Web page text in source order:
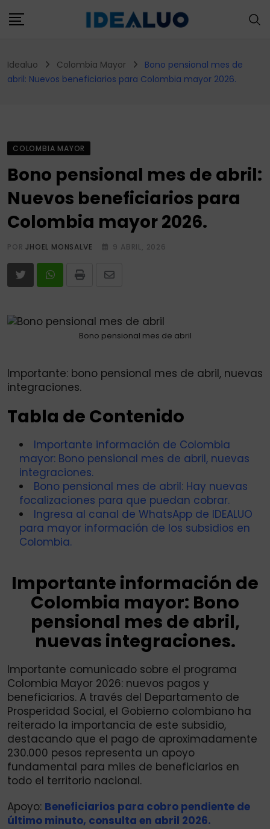
to
Idealuo Colombia Mayor
Bono pensional mes de
abril: Nuevos beneficiarios para Colombia mayor 2026.
COLOMBIA MAYOR
Bono pensional mes de abril:
Nuevos beneficiarios para
Colombia mayor 2026.
PORJHOEL MONSALVE 9 ABRIL, 2026
Print
Share
Bono pensional mes de abril
Importante: bono pensional mes de abril, nuevas
integraciones.
Tabla de Contenido
Importante información de Colombia
mayor: Bono pensional mes de abril, nuevas
integraciones.
Bono pensional mes de abril: Hay nuevas
focalizaciones para que puedan cobrar.
Ingresa al canal de WhatsApp de IDEALUO
para mayor información de los subsidios en
Colombia.
Importante información de
Colombia mayor: Bono
pensional mes de abril,
nuevas integraciones.
Importante comunicado sobre el programa
Colombia Mayor 2026: nuevos pagos y
beneficiarios. A través del Departamento de
Prosperidad Social, el Gobierno colombiano ha
reiterado la importancia de este subsidio,
destacando que el pago de aproximadamente
230.000 pesos representa un apoyo
fundamental para miles de beneficiarios en
todo el territorio nacional.
Apoyo: Beneficiarios para cobro pendiente de
último minuto, consulta en abril 2026.